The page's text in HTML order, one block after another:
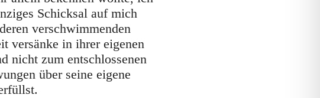
Schicksal auf mich
verschwimmenden
versänke in ihrer eigenen
nicht zum entschlossenen
über seine eigene